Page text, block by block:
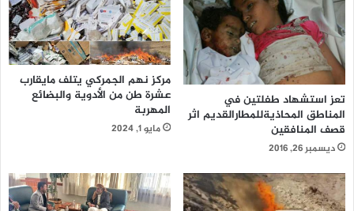
تعز استشهاد طفلتين في
المناطق المحاذيةللمطارالقديم اثر
قصف المنافقين
ديسمبر 26, 2016
مركز نهم الجمركي يتلف مايقارب
عشرة طن من الأدوية والبضائع
المهربة
مايو 1, 2024